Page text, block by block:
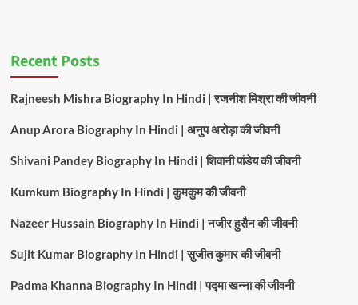
Recent Posts
Rajneesh Mishra Biography In Hindi | रजनीश मिश्रा की जीवनी
Anup Arora Biography In Hindi | अनुप अरोड़ा की जीवनी
Shivani Pandey Biography In Hindi | शिवानी पांडेय की जीवनी
Kumkum Biography In Hindi | कुमकुम की जीवनी
Nazeer Hussain Biography In Hindi | नजीर हुसैन की जीवनी
Sujit Kumar Biography In Hindi | सुजीत कुमार की जीवनी
Padma Khanna Biography In Hindi | पद्मा खन्ना की जीवनी